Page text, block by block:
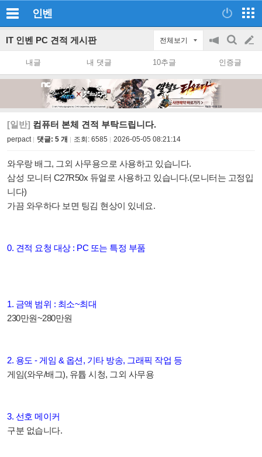
인벤
IT 인벤 PC 견적 게시판 전체보기
공
on/off
검
색
글
쓰
내글 내 댓글 10추글 인증글
[일반] 컴퓨터 본체 견적 부탁드립니다.
perpact 댓글: 5 개 조회: 6585 2026-05-05 08:21:14
와우랑 배그, 그외 사무용으로 사용하고 있습니다.
삼성 모니터 C27R50x 듀얼로 사용하고 있습니다.(모니터는 고정입
니다)
가끔 와우하다 보면 팅김 현상이 있네요.
0. 견적 요청 대상 : PC 또는 특정 부품
1. 금액 범위 : 최소~최대
230만원~280만원
2. 용도 - 게임 & 옵션, 기타 방송, 그래픽 작업 등
게임(와우/배그), 유튭 시청, 그외 사무용
3. 선호 메이커
구분 없습니다.